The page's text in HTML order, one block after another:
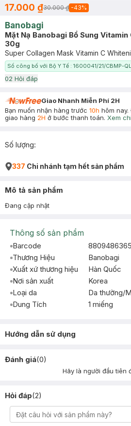
17.000 ₫30.000 ₫ -43%
Banobagi
Mặt Nạ Banobagi Bổ Sung Vitamin
30g
Super Collagen Mask Vitamin C
Số công bố với Bộ Y Tế : 1600041/21/CBMP-
02 Hỏi đáp
Giao Nhanh Miễn Phí 2H
Bạn muốn nhận hàng trước 10h hôm
giao hàng 2H ở bước thanh toán. Xem
Số lượng:
337 Chi nhánh tạm hết sản phẩm
Mô tả sản phẩm
Đang cập nhật
Thông số sản phẩm
Barcode
Thương Hiệu
Banobagi
Xuất xứ thương hiệu
Hàn Quốc
Nơi sản xuất
Korea
Loại da
Da thường/
Dung Tích
1 miếng
Hướng dẫn sử dụng
Đánh giá(0)
Hãy là người đầu tiên
Hỏi đáp(2)